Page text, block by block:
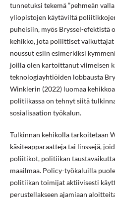
tunnetuksi tekemä ”pehmeän
yliopistojen käytäviltä
puheisiin, myös Bryssel-
kehikko, jota poliittiset
noussut esiin esimerkiksi
joilla olen kartoittanut viimeisen
teknologiayhtiöiden lobbausta
Winklerin (2022) luomaa
politiikassa on tehnyt siitä
sosialisaation työkalun.
Tulkinnan kehikolla tarkoitetaan
käsiteapparaatteja tai linssejä,
poliitikot, politiikan
maailmaa. Policy-työkaluilla
politiikan toimijat aktiivisesti
perustellakseen ajamiaan